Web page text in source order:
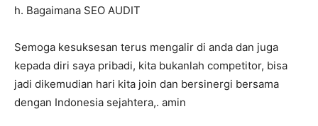
h. Bagaimana SEO AUDIT
Semoga kesuksesan terus mengalir di anda dan juga
kepada diri saya pribadi, kita bukanlah competitor, bisa
jadi dikemudian hari kita join dan bersinergi bersama
dengan Indonesia sejahtera,. amin